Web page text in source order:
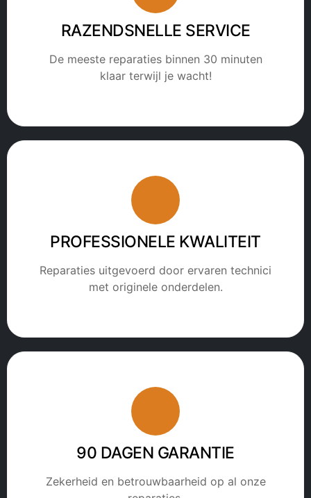
RAZENDSNELLE SERVICE
De meeste reparaties binnen 30 minuten
klaar terwijl je wacht!
PROFESSIONELE KWALITEIT
Reparaties uitgevoerd door ervaren technici
met originele onderdelen.
90 DAGEN GARANTIE
Zekerheid en betrouwbaarheid op al onze